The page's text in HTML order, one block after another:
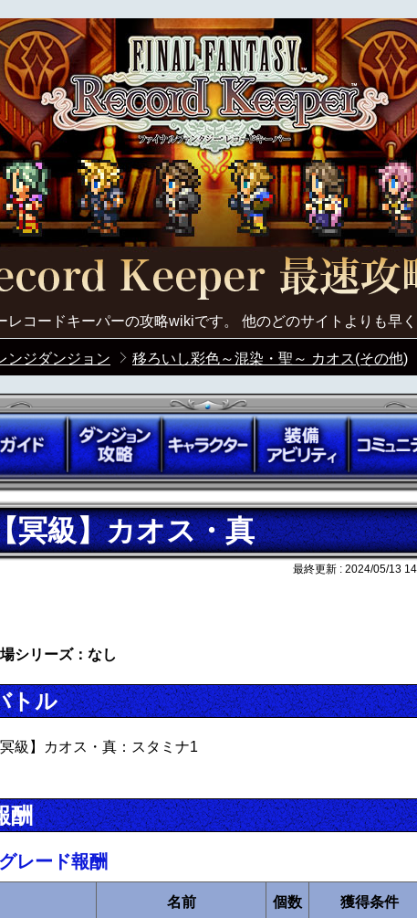
レコードキーパーの攻略wikiです。 他のどのサイトよりも早
ンジダンジョン 移ろいし彩色～混染・聖～ カオス(その他)
冥級】カオス・真
最終更新 : 2024/05/13
シリーズ：なし
トル
冥級】カオス・真：スタミナ1
酬
グレード報酬
名前 個数 獲得条件